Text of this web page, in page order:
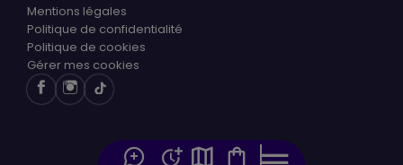
Mentions légales
Politique de confidentialité
Politique de cookies
Gérer mes cookies